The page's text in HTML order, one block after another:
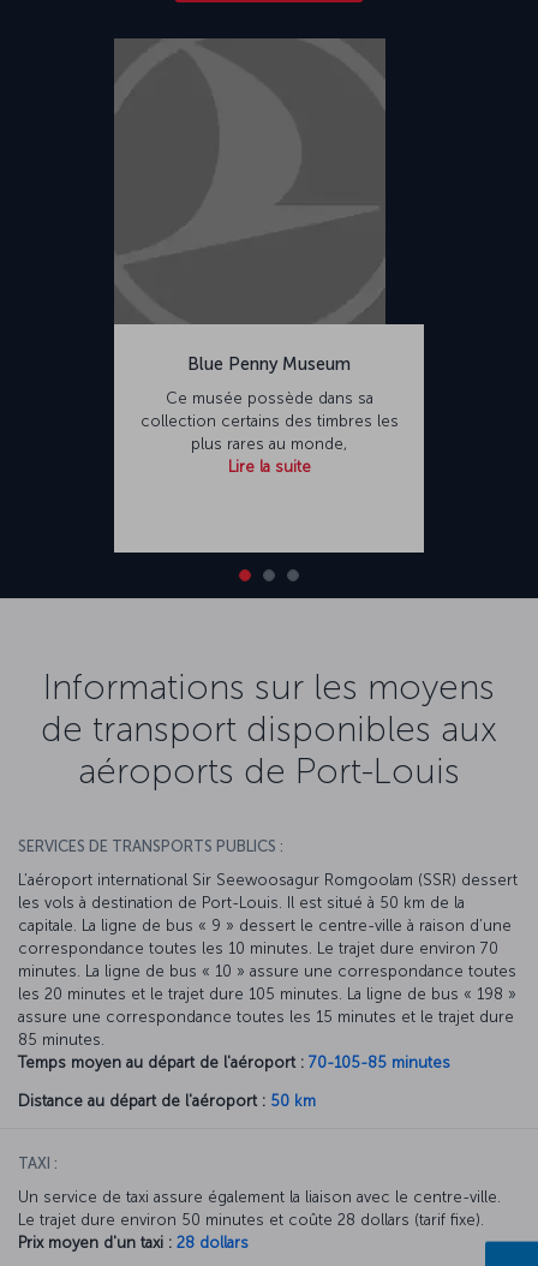
Blue Penny Museum
Ce musée possède dans sa
collection certains des timbres les
plus rares au monde,
Lire la suite
Informations sur les moyens
de transport disponibles aux
aéroports de Port-Louis
SERVICES DE TRANSPORTS PUBLICS :
L’aéroport international Sir Seewoosagur Romgoolam (SSR) dessert
les vols à destination de Port-Louis. Il est situé à 50 km de la
capitale. La ligne de bus « 9 » dessert le centre-ville à raison d’une
correspondance toutes les 10 minutes. Le trajet dure environ 70
minutes. La ligne de bus « 10 » assure une correspondance toutes
les 20 minutes et le trajet dure 105 minutes. La ligne de bus « 198 »
assure une correspondance toutes les 15 minutes et le trajet dure
85 minutes.
Temps moyen au départ de l'aéroport : 70-105-85 minutes
Distance au départ de l'aéroport : 50 km
TAXI :
Un service de taxi assure également la liaison avec le centre-ville.
Le trajet dure environ 50 minutes et coûte 28 dollars (tarif fixe).
Prix moyen d'un taxi : 28 dollars